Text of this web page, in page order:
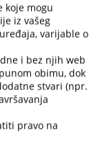
o tome biti obaviješten?
za to, Tužitelj će
od tri dana. Oštećeni i
od osam dana Uredu
se ustanovi da:
koje mogu
iz vašeg
varijable o
i bez njih web
obimu, dok
stvari (npr.
pravo na